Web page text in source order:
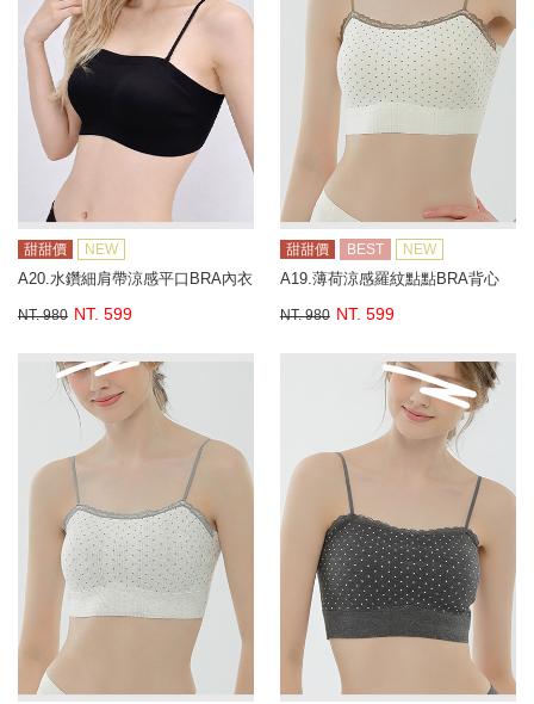
甜甜價 NEW
A20.水鑽細肩帶涼感平口BRA內衣
NT. 980 NT. 599
甜甜價 BEST NEW
A19.薄荷涼感羅紋點點BRA背心
NT. 980 NT. 599